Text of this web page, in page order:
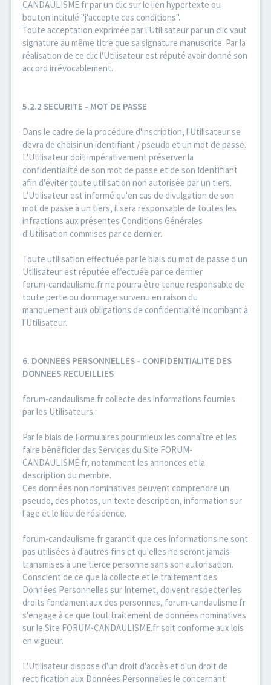
CANDAULISME.fr par un clic sur le lien hypertexte ou
bouton intitulé "j'accepte ces conditions".
Toute acceptation exprimée par l'Utilisateur par un clic vaut
signature au même titre que sa signature manuscrite. Par la
réalisation de ce clic l'Utilisateur est réputé avoir donné son
accord irrévocablement.
5.2.2 SECURITE - MOT DE PASSE
Dans le cadre de la procédure d'inscription, l'Utilisateur se
devra de choisir un identifiant / pseudo et un mot de passe.
L'Utilisateur doit impérativement préserver la
confidentialité de son mot de passe et de son Identifiant
afin d'éviter toute utilisation non autorisée par un tiers.
L'Utilisateur est informé qu'en cas de divulgation de son
mot de passe à un tiers, il sera responsable de toutes les
infractions aux présentes Conditions Générales
d'Utilisation commises par ce dernier.
Toute utilisation effectuée par le biais du mot de passe d'un
Utilisateur est réputée effectuée par ce dernier.
forum-candaulisme.fr ne pourra être tenue responsable de
toute perte ou dommage survenu en raison du
manquement aux obligations de confidentialité incombant à
l'Utilisateur.
6. DONNEES PERSONNELLES - CONFIDENTIALITE DES
DONNEES RECUEILLIES
forum-candaulisme.fr collecte des informations fournies
par les Utilisateurs :
Par le biais de Formulaires pour mieux les connaître et les
faire bénéficier des Services du Site FORUM-
CANDAULISME.fr, notamment les annonces et la
description du membre.
Ces données non nominatives peuvent comprendre un
pseudo, des photos, un texte description, information sur
l'age et le lieu de résidence.
forum-candaulisme.fr garantit que ces informations ne sont
pas utilisées à d'autres fins et qu'elles ne seront jamais
transmises à une tierce personne sans son autorisation.
Conscient de ce que la collecte et le traitement des
Données Personnelles sur Internet, doivent respecter les
droits fondamentaux des personnes, forum-candaulisme.fr
s'engage à ce que tout traitement de données nominatives
sur le Site FORUM-CANDAULISME.fr soit conforme aux lois
en vigueur.
L'Utilisateur dispose d'un droit d'accès et d'un droit de
rectification aux Données Personnelles le concernant